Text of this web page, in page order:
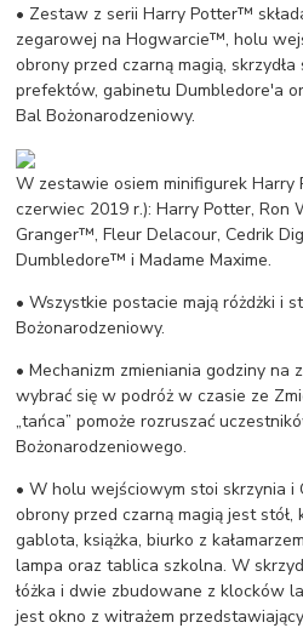
• Zestaw z serii Harry Potter™
zegarowej na Hogwarcie™, holu
obrony przed czarną magią, skrzydła
prefektów, gabinetu Dumbledore'a
Bal Bożonarodzeniowy.
W zestawie osiem minifigurek
czerwiec 2019 r.): Harry Potter, Ron
Granger™, Fleur Delacour, Cedrik
Dumbledore™ i Madame Maxime.
• Wszystkie postacie mają różdżki i
Bożonarodzeniowy.
• Mechanizm zmieniania godziny na
wybrać się w podróż w czasie ze
„tańca” pomoże rozruszać
Bożonarodzeniowego.
• W holu wejściowym stoi skrzynia i
obrony przed czarną magią jest stół,
gablota, książka, biurko z
lampa oraz tablica szkolna. W
łóżka i dwie zbudowane z klocków
jest okno z witrażem